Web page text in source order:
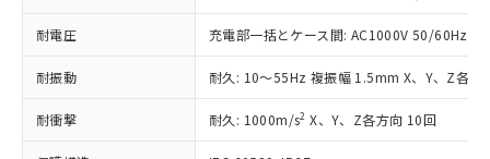
耐電圧 充電部一括とケース間: AC1000V 50/60Hz
耐振動 耐久: 10～55Hz 複振幅 1.5mm X、Y、Z各方
耐衝撃 耐久: 1000m/s2 X、Y、Z各方向 10回
タに基づき作成されるものであり、閲
覧された時点での実際の在庫および標
準価格とは異なる場合があることをご
了承ください。
正式な納期状況および標準価格はお客
様のお取引先、またはお客様担当のオ
*EU RoHS指令（10物質）：
鉛(Pb) 1000ppm以下、 水銀(Hg) 1000ppm以下、 カド
ミウム(Cd) 100ppm以下、
六価クロム(Cr(Ⅵ)) 1000ppm以下、ポリ臭化ビフェニル
類(PBB) 1000ppm以下、ポリ臭化ジフェニルエーテル類
ル) (DEHP)(別名：DOP) 1000ppm以下、フタル酸ブチ
ルベンジル（BBP） 1000ppm以下、フタル酸ジブチル
（DBP） 1000ppm以下、フタル酸ジイソブチル
*中国RoHS10物質の基準値 (GB/T26572)：
Pb(鉛) :1000ppm、 Hg(水銀) : 1000ppm、 Cd(カドミウ
Cr(Ⅵ)(六価クロム) : 1000ppm、 PBBs(ポリ臭化ビフェ
ニル類) : 1000ppm、 PBDEs(ポリ臭化ジフェニルエーテ
DBP(フタル酸ジブチル) : 1000ppm、 DIBP(フタル酸ジ
イソブチル) : 1000ppm、 BBP(フタル酸ブチルベンジ
または国外への提供する場合は、日本
国政府の輸出許可(または役務取引許
可)を取得するなどの必要な手続きを
当社は規制貨物を破棄する場合は、完
全に破砕するなど、違法に輸出されな
一定数以上の在庫あり
一定数には満たないが在庫あり